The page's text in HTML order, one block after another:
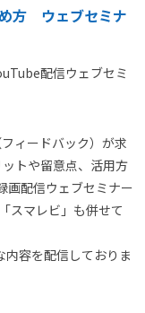
方 ウェブセミナ
配信ウェブセミ
ィードバック）が求
トや留意点、活用方
画配信ウェブセミナー
スマレビ」も併せて
容を配信しておりま